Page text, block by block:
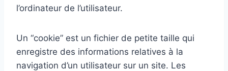
l’ordinateur de l’utilisateur.
Un “cookie” est un fichier de petite taille qui
enregistre des informations relatives à la
navigation d’un utilisateur sur un site. Les